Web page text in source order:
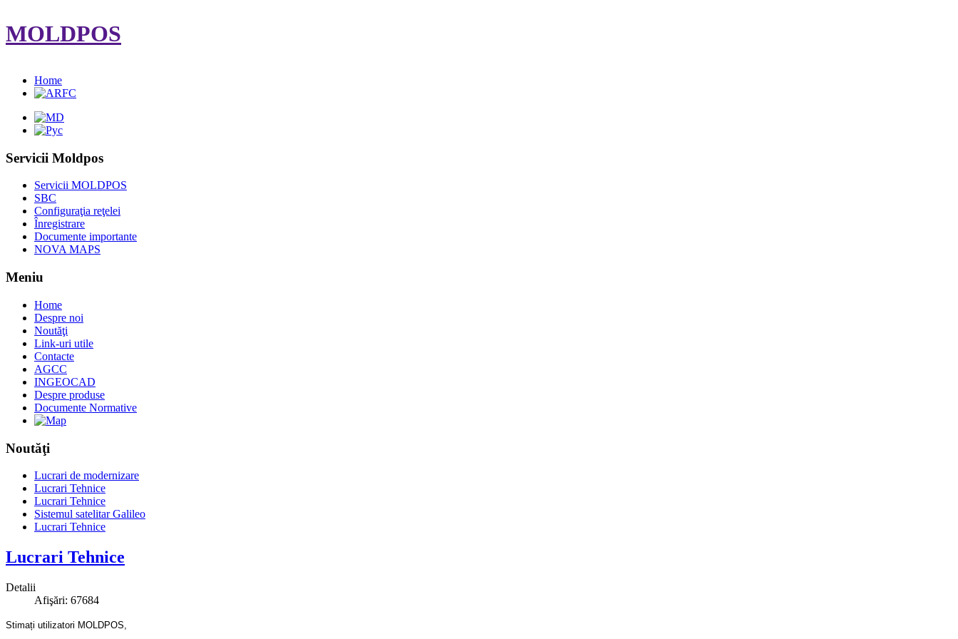
MOLDPOS
Home
Servicii Moldpos
Servicii MOLDPOS
SBC
Configuraţia reţelei
Înregistrare
Documente importante
NOVA MAPS
Meniu
Home
Despre noi
Noutăţi
Link-uri utile
Contacte
AGCC
INGEOCAD
Despre produse
Documente Normative
Noutăţi
Lucrari de modernizare
Lucrari Tehnice
Lucrari Tehnice
Sistemul satelitar Galileo
Lucrari Tehnice
Lucrari Tehnice
Detalii
Afişări: 67684
Stimați utilizatori MOLDPOS,